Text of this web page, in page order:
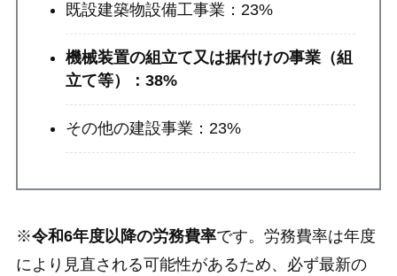
既設建築物設備工事業：23%
機械装置の組立て又は据付けの事業（組
立て等）：38%
その他の建設事業：23%
※令和6年度以降の労務費率です。労務費率は年度
により見直される可能性があるため、必ず最新の